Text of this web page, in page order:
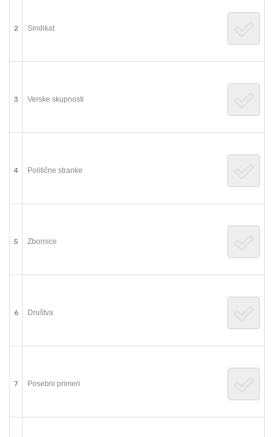
2 Sindikat
3 Verske skupnosti
4 Politične stranke
5 Zbornice
6 Društva
7 Posebni primeri